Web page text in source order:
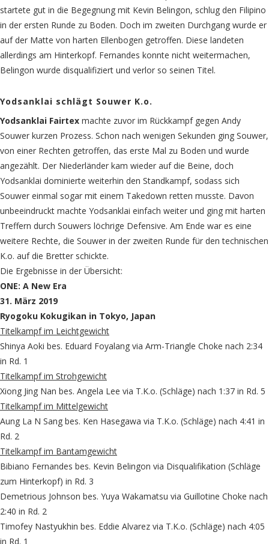
startete gut in die Begegnung mit Kevin Belingon, schlug den Filipino
in der ersten Runde zu Boden. Doch im zweiten Durchgang wurde er
auf der Matte von harten Ellenbogen getroffen. Diese landeten
allerdings am Hinterkopf. Fernandes konnte nicht weitermachen,
Belingon wurde disqualifiziert und verlor so seinen Titel.
Yodsanklai schlägt Souwer K.o.
Yodsanklai Fairtex machte zuvor im Rückkampf gegen Andy
Souwer kurzen Prozess. Schon nach wenigen Sekunden ging Souwer,
von einer Rechten getroffen, das erste Mal zu Boden und wurde
angezählt. Der Niederländer kam wieder auf die Beine, doch
Yodsanklai dominierte weiterhin den Standkampf, sodass sich
Souwer einmal sogar mit einem Takedown retten musste. Davon
unbeeindruckt machte Yodsanklai einfach weiter und ging mit harten
Treffern durch Souwers löchrige Defensive. Am Ende war es eine
weitere Rechte, die Souwer in der zweiten Runde für den technischen
K.o. auf die Bretter schickte.
Die Ergebnisse in der Übersicht:
ONE: A New Era
31. März 2019
Ryogoku Kokugikan in Tokyo, Japan
Titelkampf im Leichtgewicht
Shinya Aoki bes. Eduard Foyalang via Arm-Triangle Choke nach 2:34
in Rd. 1
Titelkampf im Strohgewicht
Xiong Jing Nan bes. Angela Lee via T.K.o. (Schläge) nach 1:37 in Rd. 5
Titelkampf im Mittelgewicht
Aung La N Sang bes. Ken Hasegawa via T.K.o. (Schläge) nach 4:41 in
Rd. 2
Titelkampf im Bantamgewicht
Bibiano Fernandes bes. Kevin Belingon via Disqualifikation (Schläge
zum Hinterkopf) in Rd. 3
Demetrious Johnson bes. Yuya Wakamatsu via Guillotine Choke nach
2:40 in Rd. 2
Timofey Nastyukhin bes. Eddie Alvarez via T.K.o. (Schläge) nach 4:05
in Rd. 1